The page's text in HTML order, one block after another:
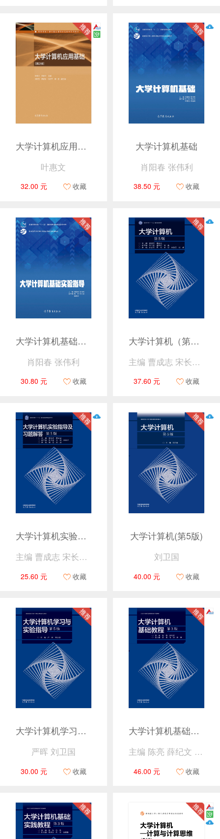
大学计算机应用基础（第2版）
叶惠文
32.00 元 收藏
大学计算机基础
肖阳春 张伟利
38.50 元 收藏
大学计算机基础实验指导
肖阳春 张伟利
30.80 元 收藏
大学计算机（第5版）
主编 曹成志 宋长龙 副主编 张玉春 李艳丽 徐昊
37.60 元 收藏
大学计算机实验指导及习题解答（第5版）
主编 曹成志 宋长龙 副主编 张玉春 黄玥 徐晓光 参编 邹密 刘威 徐昊
25.60 元 收藏
大学计算机(第5版)
刘卫国
40.00 元 收藏
大学计算机学习与实验指导（第5版）
严晖 刘卫国
30.00 元 收藏
大学计算机基础教程（第3版）
主编 陈亮 薛纪文 副主编 霍炜 仇涵 吴涛
46.00 元 收藏